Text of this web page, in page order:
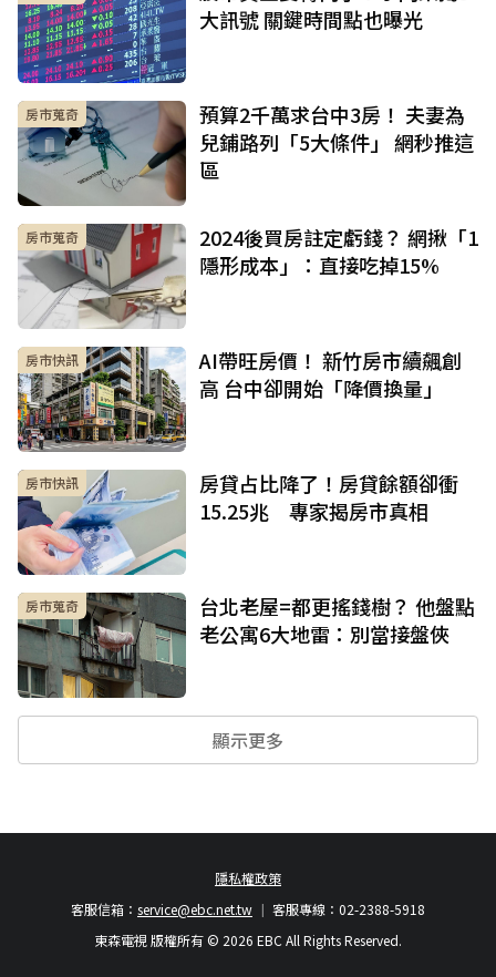
大訊號 關鍵時間點也曝光
房市蒐奇
預算2千萬求台中3房！ 夫妻為
兒鋪路列「5大條件」 網秒推這
區
房市蒐奇
2024後買房註定虧錢？ 網揪「1
隱形成本」：直接吃掉15%
房市快訊
AI帶旺房價！ 新竹房市續飆創
高 台中卻開始「降價換量」
房市快訊
房貸占比降了！房貸餘額卻衝
15.25兆 專家揭房市真相
房市蒐奇
台北老屋=都更搖錢樹？ 他盤點
老公寓6大地雷：別當接盤俠
顯示更多
隱私權政策
客服專線：02-2388-5918
客服信箱： service@ebc.net.tw
東森電視 版權所有 © 2026 EBC All Rights Reserved.